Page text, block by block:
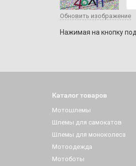
Обновить изображение
Нажимая на кнопку
Каталог товаров
Мотошлемы
Шлемы для самокатов
Шлемы для моноколеса
Мотоодежда
Мотоботы